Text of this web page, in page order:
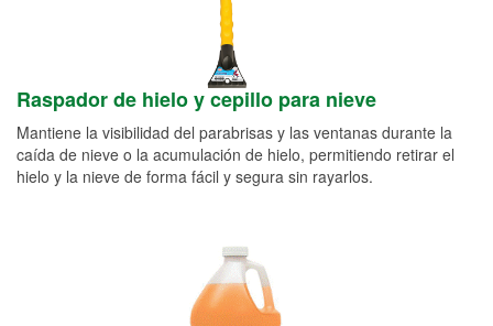
Raspador de hielo y cepillo para nieve
Mantiene la visibilidad del parabrisas y las ventanas durante la
caída de nieve o la acumulación de hielo, permitiendo retirar el
hielo y la nieve de forma fácil y segura sin rayarlos.